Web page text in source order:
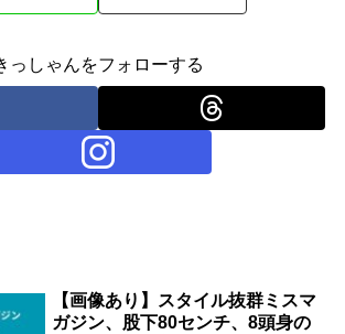
っしゃんをフォローする
【画像あり】スタイル抜群ミスマ
ガジン、股下80センチ、8頭身の